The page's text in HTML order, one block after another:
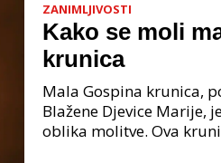
ZANIMLJIVOSTI
Kako se moli
krunica
Mala Gospina krunica,
Blažene Djevice Marije,
oblika molitve. Ova